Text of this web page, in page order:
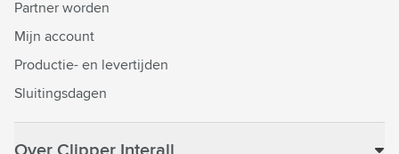
Partner worden
Mijn account
Productie- en levertijden
Sluitingsdagen
Over Clipper Interall